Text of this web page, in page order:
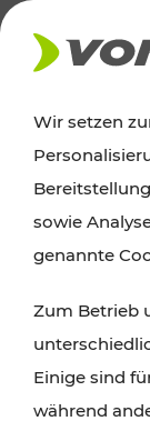
Wien,
Radtouren
Attraktionen
Angeboten
Wir setzen
sowie
genannte
Zum Betrieb
Einige sind
während